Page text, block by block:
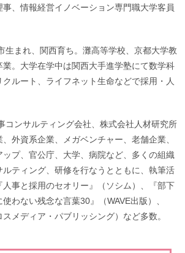
事、情報経営イノベーション専門職大学客員
生まれ、関西育ち。灘高等学校、京都大学教
。大学在学中は関西大手進学塾にて数学科
ルート、ライフネット生命などで採用・人
コンサルティング会社、株式会社人材研究所
外資系企業、メガベンチャー、老舗企業、
プ、官公庁、大学、病院など、多くの組織
ティング、研修を行なうとともに、執筆活
事と採用のセオリー』（ソシム）、『部下
わない残念な言葉30』（WAVE出版）、
スメディア・パブリッシング）など多数。